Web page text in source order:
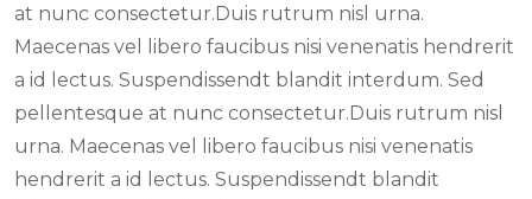
at nunc consectetur.Duis rutrum nisl urna.
Maecenas vel libero faucibus nisi venenatis hendrerit
a id lectus. Suspendissendt blandit interdum. Sed
pellentesque at nunc consectetur.Duis rutrum nisl
urna. Maecenas vel libero faucibus nisi venenatis
hendrerit a id lectus. Suspendissendt blandit